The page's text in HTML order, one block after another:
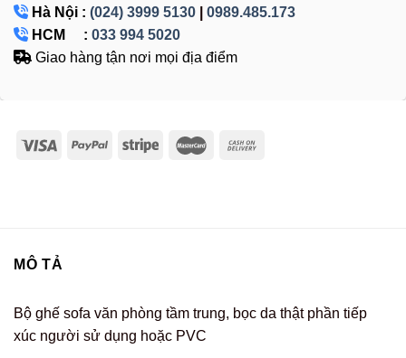
Hà Nội : (024) 3999 5130
0989.485.173
HCM : 033 994 5020
Giao hàng tận nơi mọi địa điểm
MÔ TẢ
Bộ ghế sofa văn phòng tầm trung, bọc da thật phần tiếp
xúc người sử dụng hoặc PVC